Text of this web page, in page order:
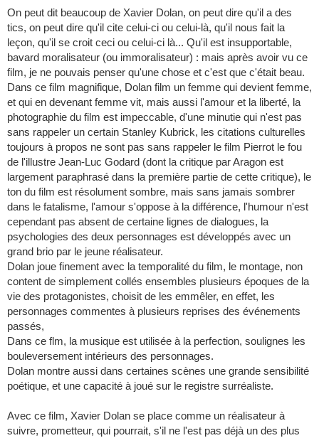
On peut dit beaucoup de Xavier Dolan, on peut dire qu'il a des
tics, on peut dire qu'il cite celui-ci ou celui-là, qu'il nous fait la
leçon, qu'il se croit ceci ou celui-ci là... Qu'il est insupportable,
bavard moralisateur (ou immoralisateur) : mais après avoir vu ce
film, je ne pouvais penser qu'une chose et c'est que c'était beau.
Dans ce film magnifique, Dolan film un femme qui devient femme,
et qui en devenant femme vit, mais aussi l'amour et la liberté, la
photographie du film est impeccable, d'une minutie qui n'est pas
sans rappeler un certain Stanley Kubrick, les citations culturelles
toujours à propos ne sont pas sans rappeler le film Pierrot le fou
de l'illustre Jean-Luc Godard (dont la critique par Aragon est
largement paraphrasé dans la première partie de cette critique), le
ton du film est résolument sombre, mais sans jamais sombrer
dans le fatalisme, l'amour s'oppose à la différence, l'humour n'est
cependant pas absent de certaine lignes de dialogues, la
psychologies des deux personnages est développés avec un
grand brio par le jeune réalisateur.
Dolan joue finement avec la temporalité du film, le montage, non
content de simplement collés ensembles plusieurs époques de la
vie des protagonistes, choisit de les emmêler, en effet, les
personnages commentes à plusieurs reprises des événements
passés,
Dans ce flm, la musique est utilisée à la perfection, soulignes les
bouleversement intérieurs des personnages.
Dolan montre aussi dans certaines scènes une grande sensibilité
poétique, et une capacité à joué sur le registre surréaliste.
Avec ce film, Xavier Dolan se place comme un réalisateur à
suivre, prometteur, qui pourrait, s'il ne l'est pas déjà un des plus